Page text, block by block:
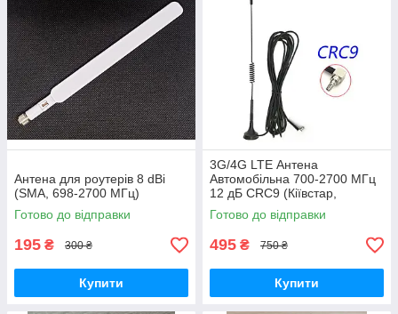
Антена для роутерів 8 dBi
(SMA, 698-2700 МГц)
Готово до відправки
195 ₴ 300 ₴
Купити
3G/4G LTE Антена
Автомобільна 700-2700 МГц
12 дБ CRC9 (Кіївстар,
Vodafone, Lifecell)
Готово до відправки
495 ₴ 750 ₴
Купити